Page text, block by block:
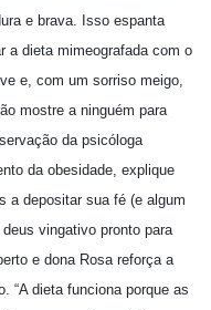
e brava. Isso espanta
a dieta mimeografada com o
e, com um sorriso meigo,
mostre a ninguém para
da psicóloga
da obesidade, explique
a depositar sua fé (e algum
vingativo pronto para
e dona Rosa reforça a
“A dieta funciona porque as